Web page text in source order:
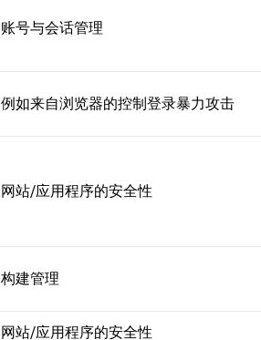
账号与会话管理
例如来自浏览器的控制登录暴力攻击
网站/应用程序的安全性
构建管理
网站/应用程序的安全性